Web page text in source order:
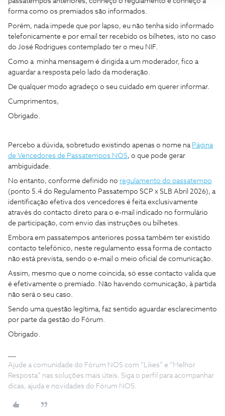
forma como os premiados são informados.
Porém, nada impede que por lapso, eu não tenha sido informado
telefonicamente e por email ter recebido os bilhetes, isto no caso
do José Rodrigues contemplado ter o meu NIF.
Como a minha mensagem é dirigida a um moderador, fico a
aguardar a resposta pelo lado da moderação.
De qualquer modo agradeço o seu cuidado em querer informar.
Cumprimentos,
Obrigado.
Percebo a dúvida, sobretudo existindo apenas o nome na Página
de Vencedores de Passatempos NOS, o que pode gerar
ambiguidade.
No entanto, conforme definido no regulamento do passatempo
(ponto 5.4 do Regulamento Passatempo SCP x SLB Abril 2026), a
identificação efetiva dos vencedores é feita exclusivamente
através do contacto direto para o e-mail indicado no formulário
de participação, com envio das instruções ou bilhetes.
Embora em passatempos anteriores possa também ter existido
contacto telefónico, neste regulamento essa forma de contacto
não está prevista, sendo o e-mail o meio oficial de comunicação.
Assim, mesmo que o nome coincida, só esse contacto valida que
é efetivamente o premiado. Não havendo comunicação, à partida
não será o seu caso.
Sendo uma questão legítima, faz sentido aguardar esclarecimento
por parte da gestão do Fórum.
Obrigado.
Ajude a comunidade do Fórum NOS com “Likes” e “Melhor
Resposta” nas soluções mais úteis. Siga o perfil para acompanhar
dicas, ajuda e novidades do Fórum NOS.